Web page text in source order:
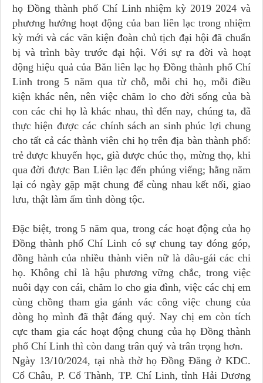
họ Đồng thành phố Chí Linh nhiệm kỳ 2019 2024 và
phương hướng hoạt động của ban liên lạc trong nhiệm
kỳ mới và các văn kiện đoàn chủ tịch đại hội đã chuẩn
bị và trình bày trước đại hội. Với sự ra đời và hoạt
động hiệu quả của Băn liên lạc họ Đồng thành phố Chí
Linh trong 5 năm qua từ chỗ, mỗi chi họ, mỗi điều
kiện khác nên, nên việc chăm lo cho đời sống của bà
con các chi họ là khác nhau, thì đến nay, chúng ta, đã
thực hiện được các chính sách an sinh phúc lợi chung
cho tất cả các thành viên chi họ trên địa bàn thành phố:
trẻ được khuyến học, già được chúc thọ, mừng thọ, khi
qua đời được Ban Liên lạc đến phúng viếng; hằng năm
lại có ngày gặp mặt chung để cùng nhau kết nối, giao
lưu, thật làm ấm tình dòng tộc.
Đặc biệt, trong 5 năm qua, trong các hoạt động của họ
Đồng thành phố Chí Linh có sự chung tay đóng góp,
đồng hành của nhiều thành viên nữ là dâu-gái các chi
họ. Không chỉ là hậu phương vững chắc, trong việc
nuôi dạy con cái, chăm lo cho gia đình, việc các chị em
cùng chồng tham gia gánh vác công việc chung của
dòng họ mình đã thật đáng quý. Nay chị em còn tích
cực tham gia các hoạt động chung của họ Đồng thành
phố Chí Linh thì còn đang trân quý và trân trọng hơn.
Ngày 13/10/2024, tại nhà thờ họ Đồng Đăng ở KDC.
Cổ Châu, P. Cổ Thành, TP. Chí Linh, tỉnh Hải Dương